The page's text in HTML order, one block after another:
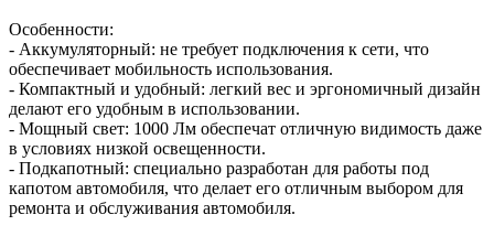
Особенности:
- Аккумуляторный: не требует подключения к сети, что
обеспечивает мобильность использования.
- Компактный и удобный: легкий вес и эргономичный дизайн
делают его удобным в использовании.
- Мощный свет: 1000 Лм обеспечат отличную видимость даже
в условиях низкой освещенности.
- Подкапотный: специально разработан для работы под
капотом автомобиля, что делает его отличным выбором для
ремонта и обслуживания автомобиля.